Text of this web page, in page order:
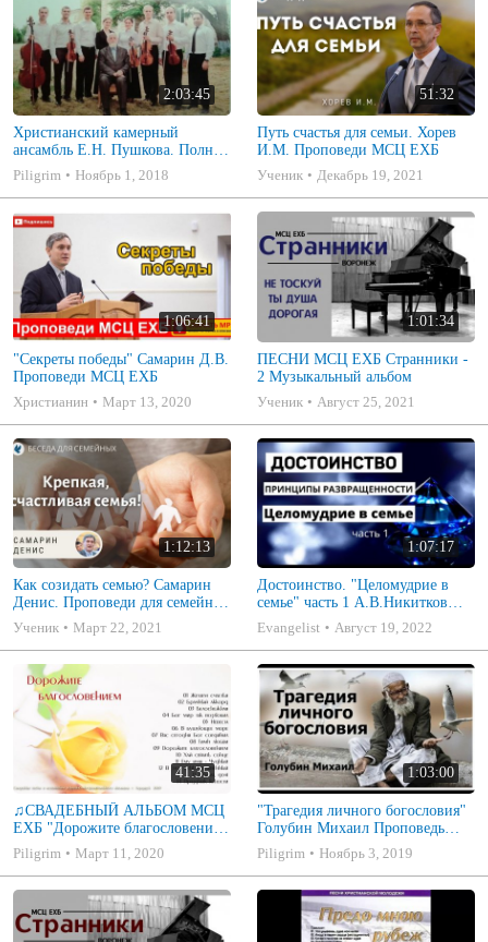
2:03:45
Христианский камерный
ансамбль Е.Н. Пушкова. Полное
собрание
Piligrim Ноябрь 1, 2018
51:32
Путь счастья для семьи. Хорев
И.М. Проповеди МСЦ ЕХБ
Ученик
Декабрь 19, 2021
1:06:41
"Секреты победы" Самарин Д.В.
Проповеди МСЦ ЕХБ
Христианин
Март 13, 2020
1:01:34
ПЕСНИ МСЦ ЕХБ Странники -
2 Музыкальный альбом
Ученик
Август 25, 2021
1:12:13
Как созидать семью? Самарин
Денис. Проповеди для семейных
МСЦ ЕХБ
Ученик Март 22, 2021
1:07:17
Достоинство. "Целомудрие в
семье" часть 1 А.В.Никитков
Беседа для семейных МСЦ ЕХБ
Evangelist Август 19, 2022
41:35
♫СВАДЕБНЫЙ АЛЬБОМ МСЦ
ЕХБ "Дорожите благословением
- Христианские песни.
Музыкальный диск. Псалмы
Piligrim Март 11, 2020
1:03:00
"Трагедия личного богословия"
Голубин Михаил Проповедь
2019
Piligrim Ноябрь 3, 2019